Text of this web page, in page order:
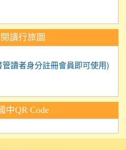
讀行旅圖
讀者身分註冊會員即可使用)
中QR Code